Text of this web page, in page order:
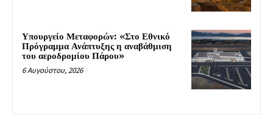
Υπουργείο Μεταφορών: «Στο Εθνικό
Πρόγραμμα Ανάπτυξης η αναβάθμιση
του αεροδρομίου Πάρου»
6 Αυγούστου, 2026